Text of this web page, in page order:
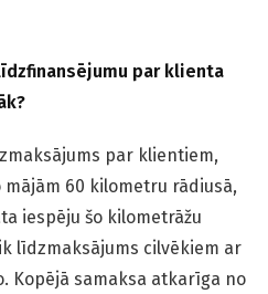
par klienta
par klientiem,
60 kilometru rādiusā,
iespēju šo kilometrāžu
līdzmaksājums cilvēkiem ar
Kopējā samaksa atkarīga no